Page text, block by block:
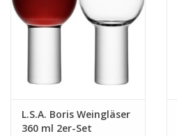
L.S.A. Boris Weingläser
360 ml 2er-Set